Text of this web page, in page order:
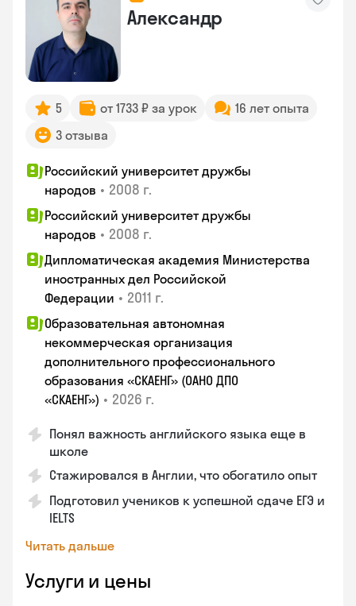
Александр
5 от 1733 ₽ за урок
16 лет опыта
3 отзыва
Российский университет дружбы
народов • 2008 г.
Российский университет дружбы
народов • 2008 г.
Дипломатическая академия Министерства
иностранных дел Российской
Федерации • 2011 г.
Образовательная автономная
некоммерческая организация
дополнительного профессионального
образования «СКАЕНГ» (ОАНО ДПО
«СКАЕНГ») • 2026 г.
Понял важность английского языка еще в
школе
Стажировался в Англии, что обогатило опыт
Подготовил учеников к успешной сдаче ЕГЭ и
IELTS
Читать дальше
Услуги и цены